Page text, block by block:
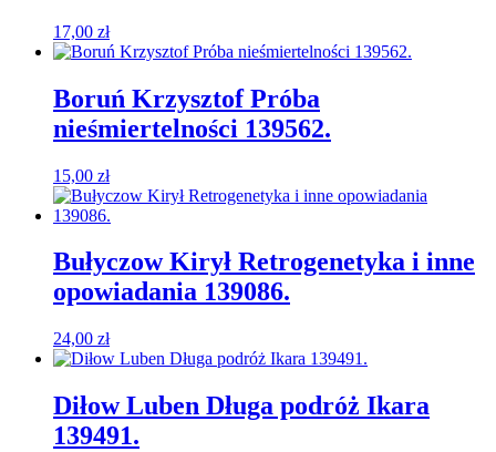
17,00 zł
Boruń Krzysztof Próba
nieśmiertelności 139562.
15,00 zł
Bułyczow Kirył Retrogenetyka i inne
opowiadania 139086.
24,00 zł
Diłow Luben Długa podróż Ikara
139491.